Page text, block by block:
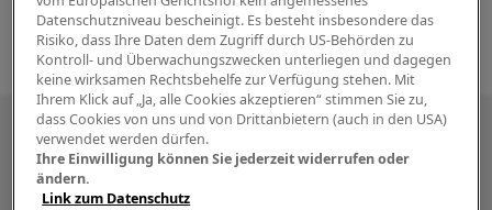
Besuchen Sie uns auch in den sozialen
Medien
Datenschutzniveau bescheinigt. Es besteht insbesondere das
Risiko, dass Ihre Daten dem Zugriff durch US-Behörden zu
Kontroll- und Überwachungszwecken unterliegen und dagegen
keine wirksamen Rechtsbehelfe zur Verfügung stehen. Mit
Ihrem Klick auf „Ja, alle Cookies akzeptieren“ stimmen Sie zu,
dass Cookies von uns und von Drittanbietern (auch in den USA)
verwendet werden dürfen.
Ihre Einwilligung können Sie jederzeit widerrufen oder
ändern.
Link zum Datenschutz